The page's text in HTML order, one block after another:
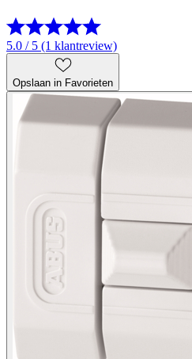
5.0 / 5 (1 klantreview)
Opslaan in Favorieten